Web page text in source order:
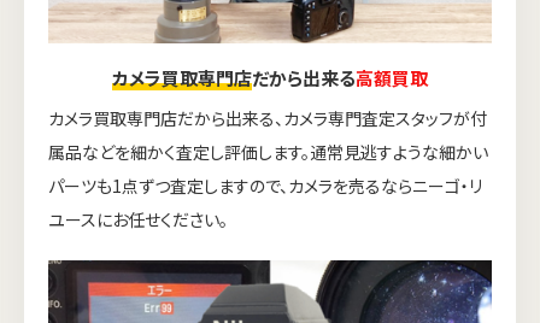
カメラ買取専門店だから出来る高額買取
カメラ買取専門店だから出来る、カメラ専門査定スタッフが付
属品などを細かく査定し評価します。通常見逃すような細かい
パーツも1点ずつ査定しますので、カメラを売るならニーゴ・リ
ユースにお任せください。